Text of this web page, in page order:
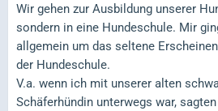
Wir gehen zur Ausbildung unserer
sondern in eine Hundeschule. Mir
allgemein um das seltene
der Hundeschule.
V.a. wenn ich mit unserer alten
Schäferhündin unterwegs war,